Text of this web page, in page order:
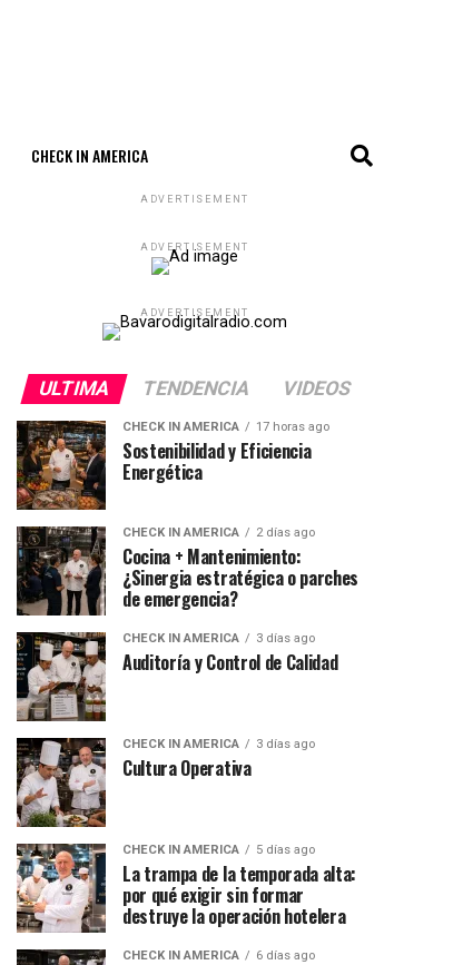
CHECK IN AMERICA
ADVERTISEMENT
ADVERTISEMENT
ADVERTISEMENT
ULTIMA TENDENCIA VIDEOS
CHECK IN AMERICA 17 horas ago
Sostenibilidad y Eficiencia
Energética
CHECK IN AMERICA 2 días ago
Cocina + Mantenimiento:
¿Sinergia estratégica o parches
de emergencia?
CHECK IN AMERICA 3 días ago
Auditoría y Control de Calidad
CHECK IN AMERICA 3 días ago
Cultura Operativa
CHECK IN AMERICA 5 días ago
La trampa de la temporada alta:
por qué exigir sin formar
destruye la operación hotelera
CHECK IN AMERICA 6 días ago